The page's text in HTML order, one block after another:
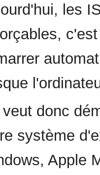
les
donc
système
Apple